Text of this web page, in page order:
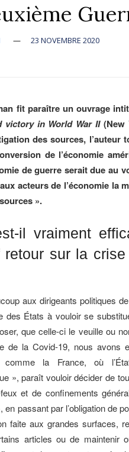
23 NOVEMBRE 2020
fit paraître un ouvrage
victory in World War II(New
des sources, l’auteur
de l’économie
de guerre serait due au
acteurs de l’économie la
».
il vraiment
sur la crise
aux dirigeants politiques
des États à vouloir se
que celle-ci le veuille ou
de la Covid-19, nous avons
la France, où
», paraît vouloir décider de
et de confinements
passant par l’obligation de
faite aux grandes surfaces,
articles ou de maintenir